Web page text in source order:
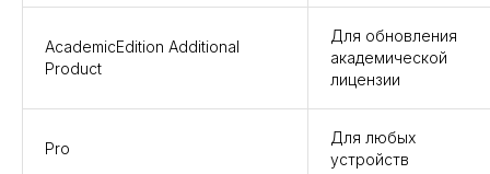
AcademicEdition Additional
Product
Для обновления
академической
лицензии
Pro
Для любых
устройств